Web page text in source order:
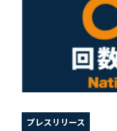
プレスリリース